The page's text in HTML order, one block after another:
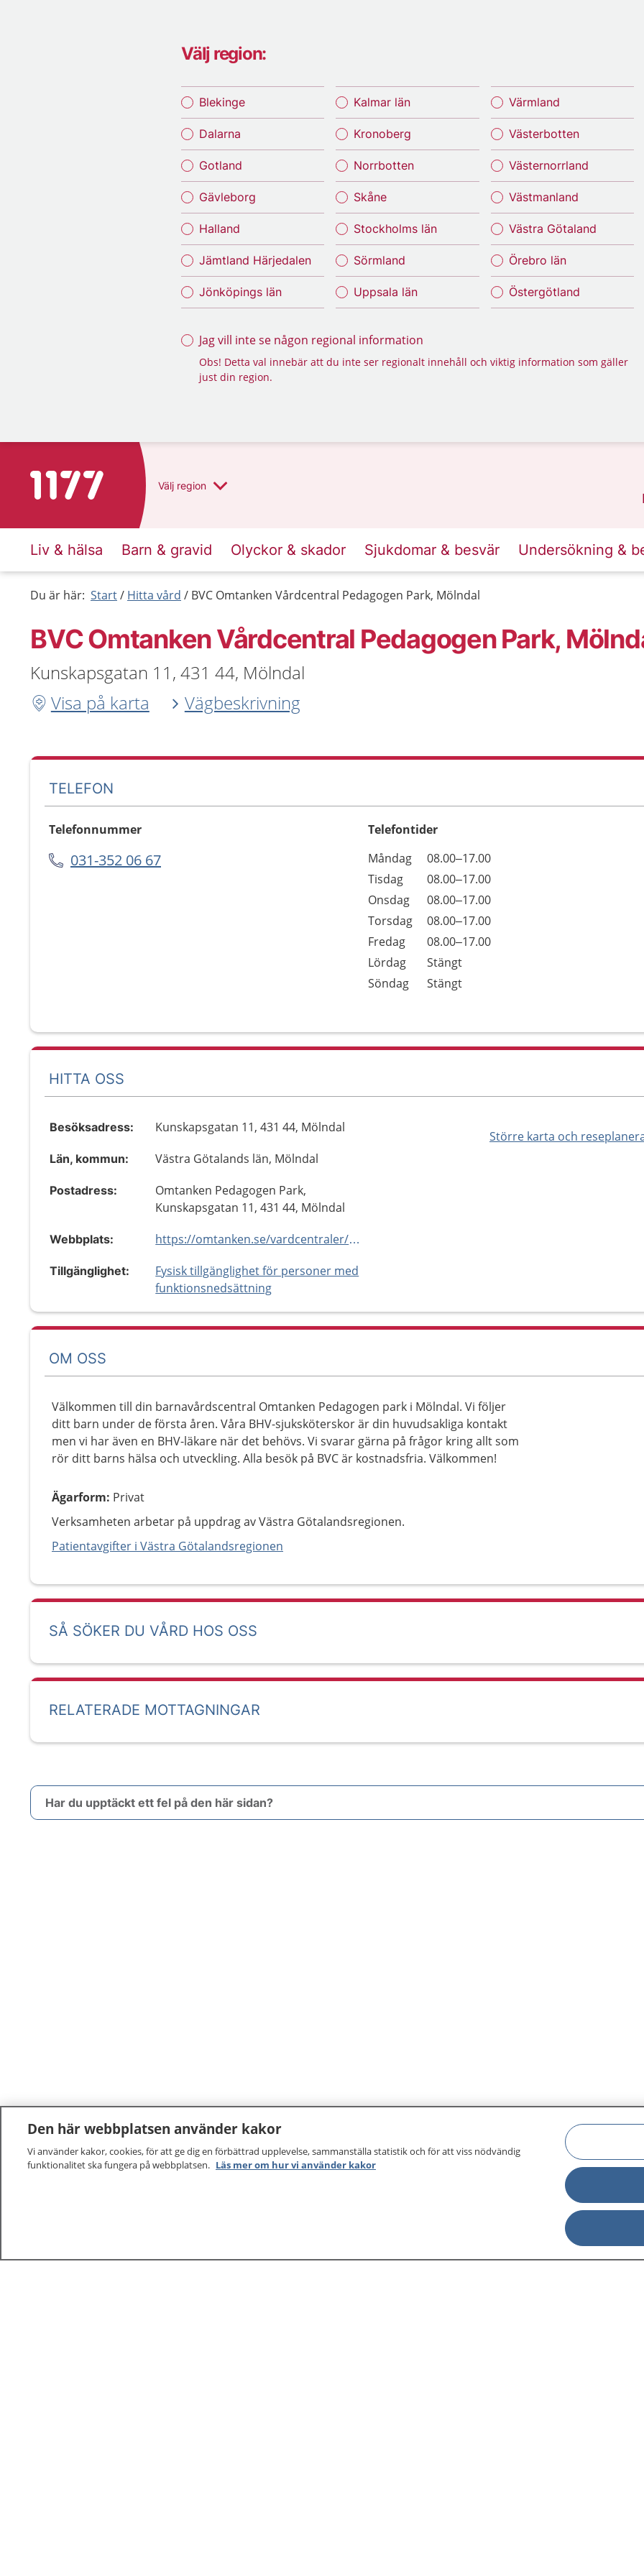
Välj region:
Blekinge
Dalarna
Gotland
Gävleborg
Halland
Jämtland Härjedalen
Jönköpings län
Kalmar län
Kronoberg
Norrbotten
Skåne
Stockholms län
Sörmland
Uppsala län
Värmland
Västerbotten
Västernorrland
Västmanland
Västra Götaland
Örebro län
Östergötland
Jag vill inte se någon regional information
Obs! Detta val innebär att du inte ser regionalt innehåll och viktig information som gäller
just din region.
Till startsidan för 1177 Välj region
Liv & hälsa Barn & gravid Olyckor & skador Sjukdomar & besvär Undersökning &
Du är här: Start Hitta vård BVC Omtanken Vårdcentral Pedagogen Park, Mölndal
BVC Omtanken Vårdcentral Pedagogen Park,
Kunskapsgatan 11, 431 44, Mölndal
Visa på karta
Vägbeskrivning
TELEFON
Telefonnummer
031-352 06 67
Telefontider
Dag
Öppettider
Kommentarer
Måndag
08.00–17.00
Tisdag
08.00–17.00
Onsdag
08.00–17.00
Torsdag
08.00–17.00
Fredag
08.00–17.00
Lördag
Stängt
Söndag
Stängt
HITTA OSS
Större karta och
Besöksadress: Kunskapsgatan 11, 431 44, Mölndal
Län, kommun: Västra Götalands län, Mölndal
Postadress:
Omtanken Pedagogen Park,
Kunskapsgatan 11, 431 44, Mölndal
Webbplats: https://omtanken.se/vardcentraler/pedagogen-park/
Tillgänglighet:
Fysisk tillgänglighet för personer med
funktionsnedsättning
OM OSS
Välkommen till din barnavårdscentral Omtanken Pedagogen park i Mölndal. Vi följer
ditt barn under de första åren. Våra BHV-sjuksköterskor är din huvudsakliga kontakt
men vi har även en BHV-läkare när det behövs. Vi svarar gärna på frågor kring allt som
rör ditt barns hälsa och utveckling. Alla besök på BVC är kostnadsfria. Välkommen!
Ägarform: Privat
Verksamheten arbetar på uppdrag av Västra Götalandsregionen.
Patientavgifter i Västra Götalandsregionen
SÅ SÖKER DU VÅRD HOS OSS
RELATERADE MOTTAGNINGAR
Har du upptäckt ett fel på den här sidan?
Den här webbplatsen använder kakor
Vi använder kakor, cookies, för att ge dig en förbättrad upplevelse, sammanställa statistik och för att viss nödvändig
funktionalitet ska fungera på webbplatsen. Läs mer om hur vi använder kakor